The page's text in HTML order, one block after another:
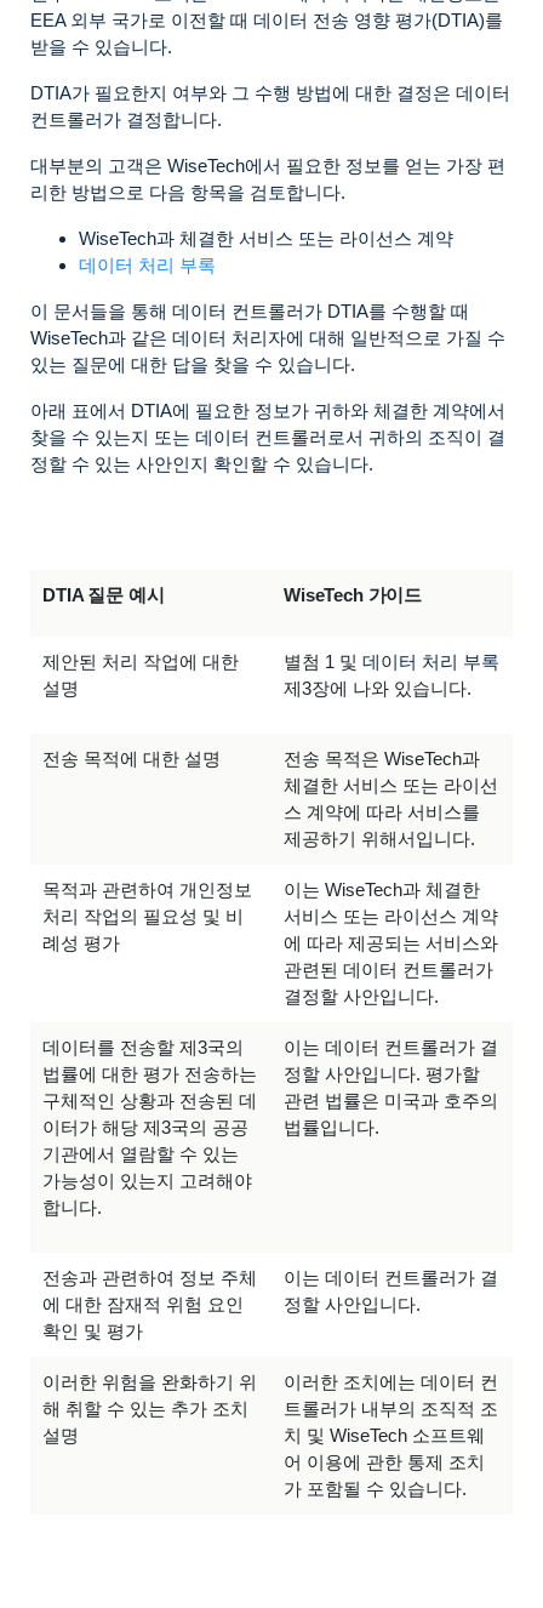
EEA 외부 국가로 이전할 때 데이터 전송 영향 평가(DTIA)를
받을 수 있습니다.
DTIA가 필요한지 여부와 그 수행 방법에 대한 결정은 데이터
컨트롤러가 결정합니다.
대부분의 고객은 WiseTech에서 필요한 정보를 얻는 가장 편
리한 방법으로 다음 항목을 검토합니다.
WiseTech과 체결한 서비스 또는 라이선스 계약
데이터 처리 부록
이 문서들을 통해 데이터 컨트롤러가 DTIA를 수행할 때
WiseTech과 같은 데이터 처리자에 대해 일반적으로 가질 수
있는 질문에 대한 답을 찾을 수 있습니다.
아래 표에서 DTIA에 필요한 정보가 귀하와 체결한 계약에서
찾을 수 있는지 또는 데이터 컨트롤러로서 귀하의 조직이 결
정할 수 있는 사안인지 확인할 수 있습니다.
DTIA 질문 예시 WiseTech 가이드
제안된 처리 작업에 대한
설명
별첨 1 및 데이터 처리 부록
제3장에 나와 있습니다.
전송 목적에 대한 설명
전송 목적은 WiseTech과
체결한 서비스 또는 라이선
스 계약에 따라 서비스를
제공하기 위해서입니다.
목적과 관련하여 개인정보
처리 작업의 필요성 및 비
례성 평가
이는 WiseTech과 체결한
서비스 또는 라이선스 계약
에 따라 제공되는 서비스와
관련된 데이터 컨트롤러가
결정할 사안입니다.
데이터를 전송할 제3국의
법률에 대한 평가 전송하는
구체적인 상황과 전송된 데
이터가 해당 제3국의 공공
기관에서 열람할 수 있는
가능성이 있는지 고려해야
합니다.
이는 데이터 컨트롤러가 결
정할 사안입니다. 평가할
관련 법률은 미국과 호주의
법률입니다.
전송과 관련하여 정보 주체
에 대한 잠재적 위험 요인
확인 및 평가
이는 데이터 컨트롤러가 결
정할 사안입니다.
이러한 위험을 완화하기 위
해 취할 수 있는 추가 조치
설명
이러한 조치에는 데이터 컨
트롤러가 내부의 조직적 조
치 및 WiseTech 소프트웨
어 이용에 관한 통제 조치
가 포함될 수 있습니다.